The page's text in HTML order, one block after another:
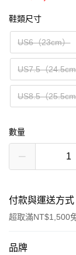
鞋類尺寸
US6（23cm）
US7.5（
US8.5（
數量
付款與運送方式
超取滿NT$1,500
付款方式
品牌